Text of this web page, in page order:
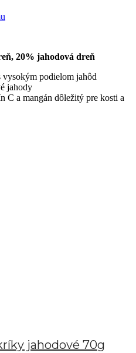
20% jahodová dreň
vysokým podielom jahôd
jahody
C a mangán dôležitý pre kosti a
jahodové 70g